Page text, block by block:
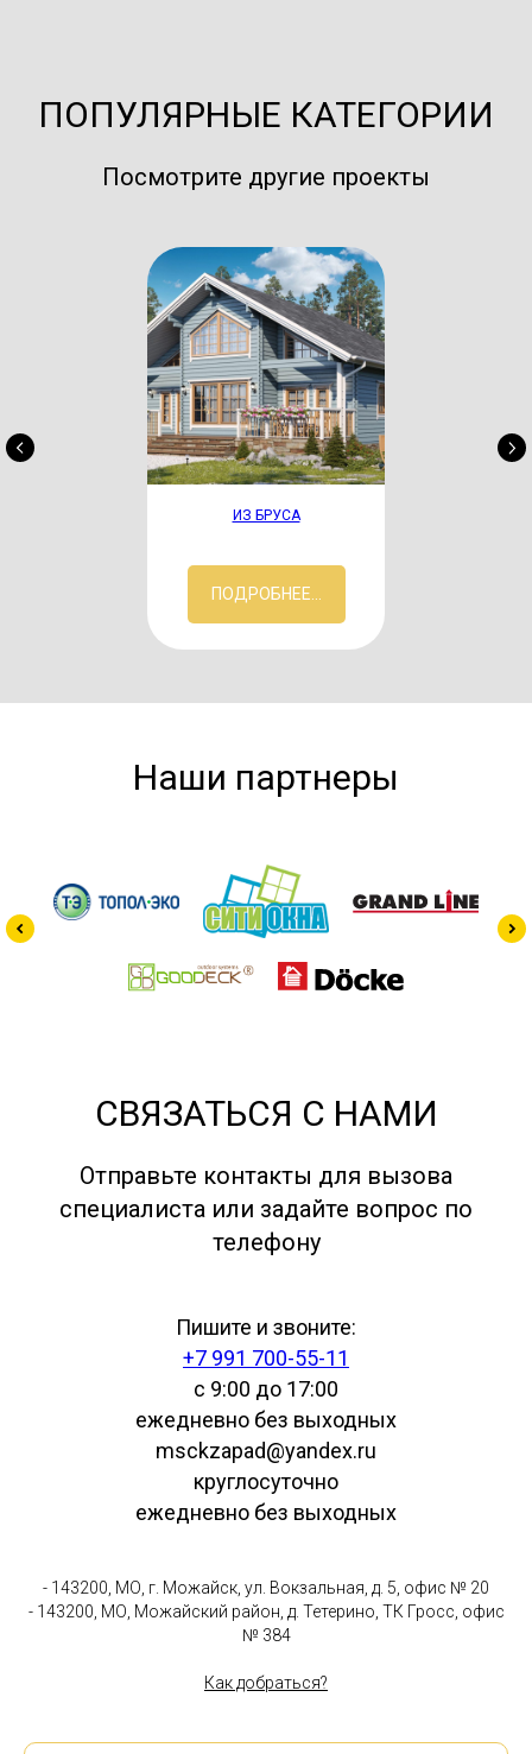
ПОПУЛЯРНЫЕ КАТЕГОРИИ
Посмотрите другие проекты
ИЗ БРУСА
ПОДРОБНЕЕ...
Наши партнеры
СВЯЗАТЬСЯ С НАМИ
Отправьте контакты для вызова
специалиста или задайте вопрос по
телефону
Пишите и звоните:
+7 991 700-55-11
с 9:00 до 17:00
ежедневно без выходных
msckzapad@yandex.ru
круглосуточно
ежедневно без выходных
- 143200, МО, г. Можайск, ул. Вокзальная, д. 5, офис № 20
- 143200, МО, Можайский район, д. Тетерино, ТК Гросс, офис
№ 384
Как добраться?